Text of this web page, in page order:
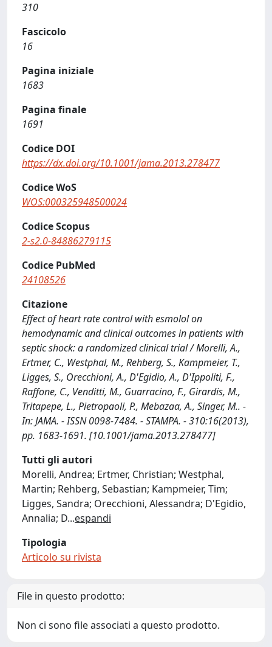
310
Fascicolo
16
Pagina iniziale
1683
Pagina finale
1691
Codice DOI
https://dx.doi.org/10.1001/jama.2013.278477
Codice WoS
WOS:000325948500024
Codice Scopus
2-s2.0-84886279115
Codice PubMed
24108526
Citazione
Effect of heart rate control with esmolol on
hemodynamic and clinical outcomes in patients with
septic shock: a randomized clinical trial / Morelli, A.,
Ertmer, C., Westphal, M., Rehberg, S., Kampmeier, T.,
Ligges, S., Orecchioni, A., D'Egidio, A., D'Ippoliti, F.,
Raffone, C., Venditti, M., Guarracino, F., Girardis, M.,
Tritapepe, L., Pietropaoli, P., Mebazaa, A., Singer, M.. -
In: JAMA. - ISSN 0098-7484. - STAMPA. - 310:16(2013),
pp. 1683-1691. [10.1001/jama.2013.278477]
Tutti gli autori
Morelli, Andrea; Ertmer, Christian; Westphal,
Martin; Rehberg, Sebastian; Kampmeier, Tim;
Ligges, Sandra; Orecchioni, Alessandra; D'Egidio,
Annalia; D...espandi
Tipologia
Articolo su rivista
File in questo prodotto:
Non ci sono file associati a questo prodotto.